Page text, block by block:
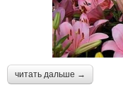
читать дальше →